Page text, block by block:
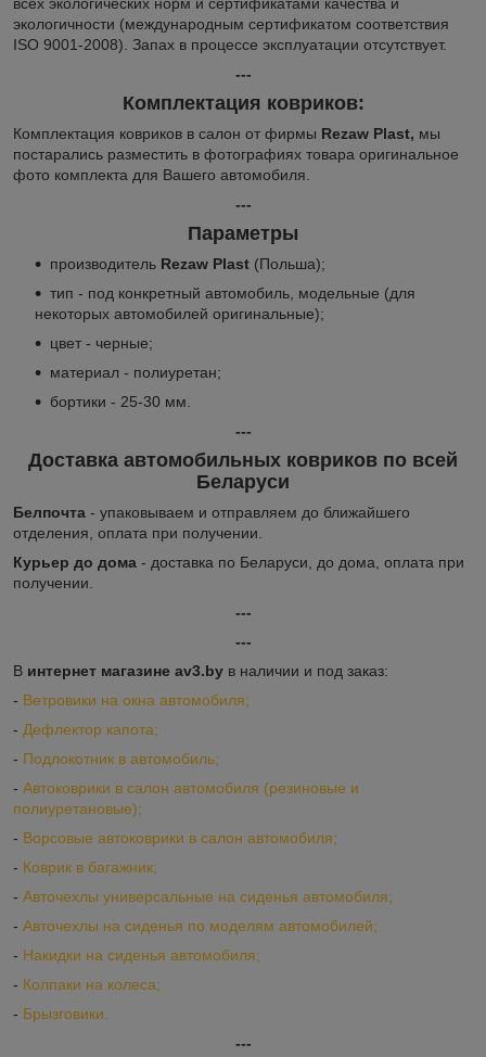
экологичности (международным сертификатом соответствия
ISO 9001-2008). Запах в процессе эксплуатации отсутствует.
---
Комплектация ковриков:
Комплектация ковриков в салон от фирмы Rezaw Plast, мы
постарались разместить в фотографиях товара оригинальное
фото комплекта для Вашего автомобиля.
---
Параметры
производитель Rezaw Plast (Польша);
тип - под конкретный автомобиль, модельные (для
некоторых автомобилей оригинальные);
цвет - черные;
материал - полиуретан;
бортики - 25-30 мм.
---
Доставка автомобильных ковриков по всей
Беларуси
Белпочта - упаковываем и отправляем до ближайшего
отделения, оплата при получении.
Курьер до дома - доставка по Беларуси, до дома, оплата при
получении.
---
---
В интернет магазине av3.by в наличии и под заказ:
- Ветровики на окна автомобиля;
- Дефлектор капота;
- Подлокотник в автомобиль;
- Автоковрики в салон автомобиля (резиновые и
полиуретановые);
- Ворсовые автоковрики в салон автомобиля;
- Коврик в багажник;
- Авточехлы универсальные на сиденья автомобиля;
- Авточехлы на сиденья по моделям автомобилей;
- Накидки на сиденья автомобиля;
- Колпаки на колеса;
- Брызговики.
---